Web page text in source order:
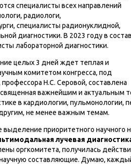
специалисты всех направлений
радиологи,
специалисты радионуклидной,
диагностики. В 2023 году в состав
лабораторной диагностики.
целых 3 дней ждет теплая и
комитетом конгресса, под
Н.С. Серовой, составлена
важнейшим и актуальным
в кардиологии,
не менее важным темам.
приоритетного научного
лучевая
оргкомитета, получилась
составляющие. Думаю, каждый